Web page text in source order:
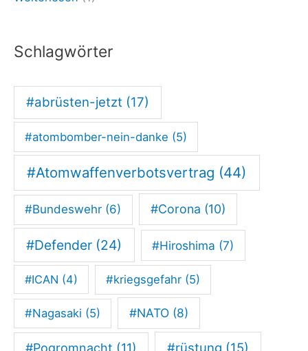
Schlagwörter
#abrüsten-jetzt (17)
#atombomber-nein-danke (5)
#Atomwaffenverbotsvertrag (44)
#Bundeswehr (6) #Corona (10)
#Defender (24) #Hiroshima (7)
#ICAN (4) #kriegsgefahr(5)
#Nagasaki (5) #NATO(8)
#Pogromnacht (11) #rüstung (15)